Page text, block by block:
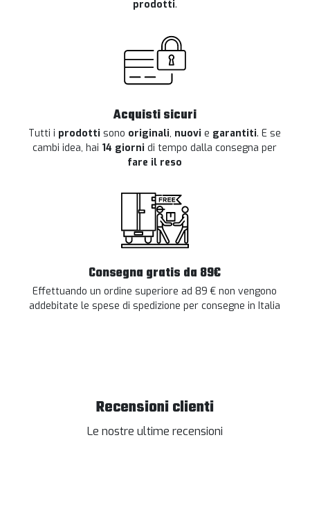
prodotti.
Acquisti sicuri
Tutti i prodotti sono originali, nuovi e garantiti. E se
cambi idea, hai 14 giorni di tempo dalla consegna per
fare il reso
Consegna gratis da 89€
Effettuando un ordine superiore ad 89 € non vengono
addebitate le spese di spedizione per consegne in Italia
Recensioni clienti
Le nostre ultime recensioni